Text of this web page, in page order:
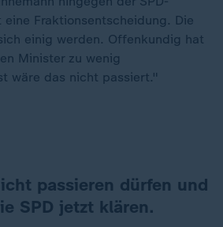
Fraktionsentscheidung. Die
einig werden. Offenkundig hat
Minister zu wenig
wäre das nicht passiert."
passieren dürfen und
SPD jetzt klären.